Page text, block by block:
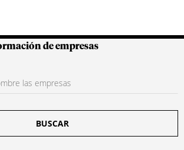
Colombianas
de empresas
BUSCAR